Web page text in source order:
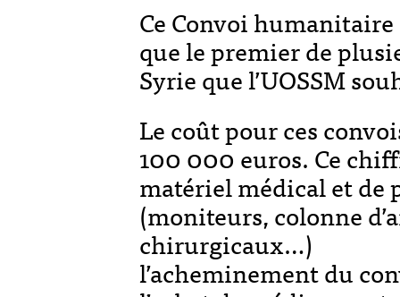
Ce Convoi
que le premier de
Syrie que l’UOSSM
Le coût pour ces
100 000 euros. Ce
matériel médical et
(moniteurs, colonne
chirurgicaux…)
l’acheminement du